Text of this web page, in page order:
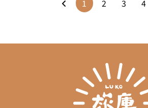
1 2 3 4